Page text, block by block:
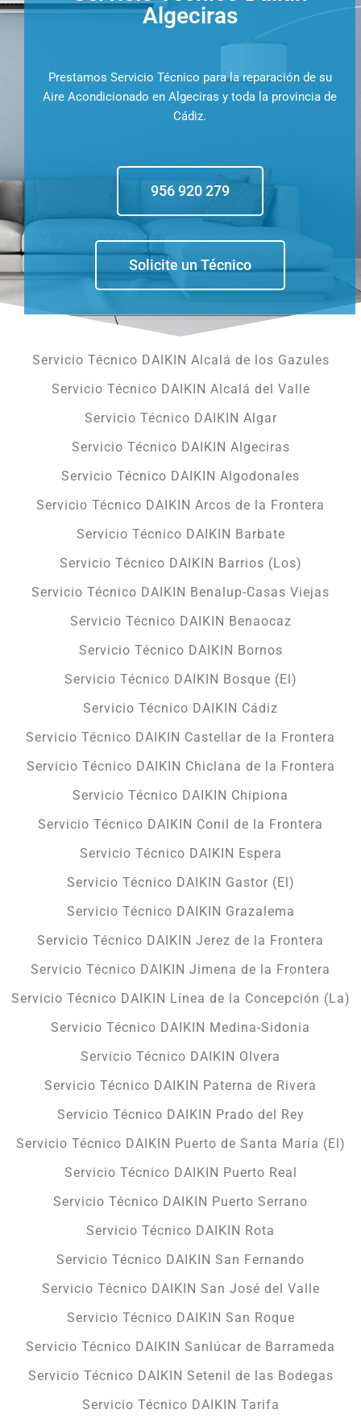
Algeciras
Prestamos Servicio Técnico para la reparación de su
Aire Acondicionado en Algeciras y toda la provincia de
Cádiz.
956 920 279
Solicite un Técnico
Servicio Técnico DAIKIN Alcalá de los Gazules
Servicio Técnico DAIKIN Alcalá del Valle
Servicio Técnico DAIKIN Algar
Servicio Técnico DAIKIN Algeciras
Servicio Técnico DAIKIN Algodonales
Servicio Técnico DAIKIN Arcos de la Frontera
Servicio Técnico DAIKIN Barbate
Servicio Técnico DAIKIN Barrios (Los)
Servicio Técnico DAIKIN Benalup-Casas Viejas
Servicio Técnico DAIKIN Benaocaz
Servicio Técnico DAIKIN Bornos
Servicio Técnico DAIKIN Bosque (El)
Servicio Técnico DAIKIN Cádiz
Servicio Técnico DAIKIN Castellar de la Frontera
Servicio Técnico DAIKIN Chiclana de la Frontera
Servicio Técnico DAIKIN Chipiona
Servicio Técnico DAIKIN Conil de la Frontera
Servicio Técnico DAIKIN Espera
Servicio Técnico DAIKIN Gastor (El)
Servicio Técnico DAIKIN Grazalema
Servicio Técnico DAIKIN Jerez de la Frontera
Servicio Técnico DAIKIN Jimena de la Frontera
Servicio Técnico DAIKIN Línea de la Concepción (La)
Servicio Técnico DAIKIN Medina-Sidonia
Servicio Técnico DAIKIN Olvera
Servicio Técnico DAIKIN Paterna de Rivera
Servicio Técnico DAIKIN Prado del Rey
Servicio Técnico DAIKIN Puerto de Santa María (El)
Servicio Técnico DAIKIN Puerto Real
Servicio Técnico DAIKIN Puerto Serrano
Servicio Técnico DAIKIN Rota
Servicio Técnico DAIKIN San Fernando
Servicio Técnico DAIKIN San José del Valle
Servicio Técnico DAIKIN San Roque
Servicio Técnico DAIKIN Sanlúcar de Barrameda
Servicio Técnico DAIKIN Setenil de las Bodegas
Servicio Técnico DAIKIN Tarifa